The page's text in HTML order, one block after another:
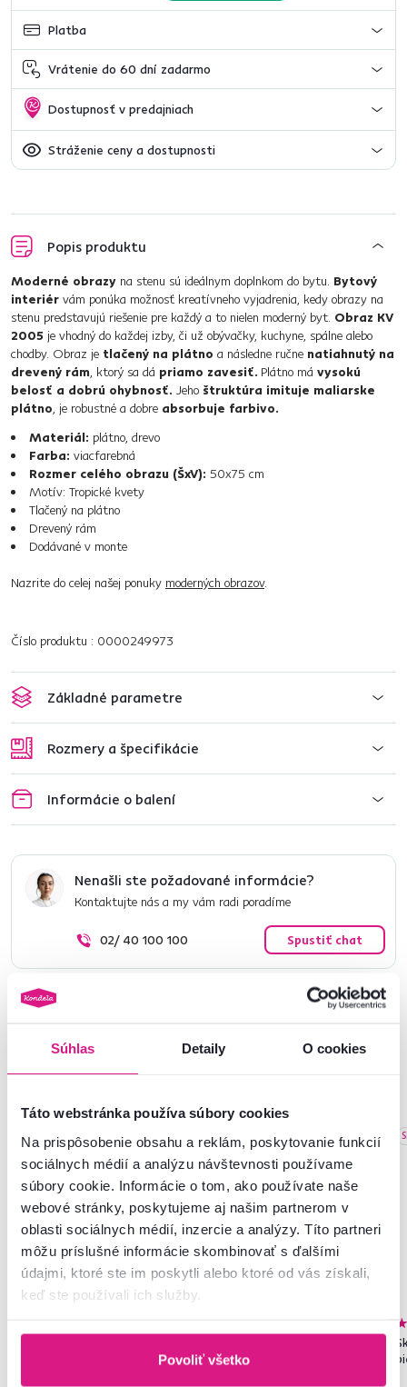
Súhlas Detaily O cookies
Táto webstránka používa súbory cookies
Na prispôsobenie obsahu a reklám, poskytovanie funkcií
sociálnych médií a analýzu návštevnosti používame
súbory cookie. Informácie o tom, ako používate naše
webové stránky, poskytujeme aj našim partnerom v
oblasti sociálnych médií, inzercie a analýzy. Títo partneri
môžu príslušné informácie skombinovať s ďalšími
údajmi, ktoré ste im poskytli alebo ktoré od vás získali,
keď ste používali ich služby.
Povoliť všetko
Platba
Vrátenie do 60 dní zadarmo
Dostupnosť v predajniach
Stráženie ceny a dostupnosti
Popis produktu
Moderné obrazy na stenu sú ideálnym doplnkom do bytu. Bytový
interiér vám ponúka možnosť kreatívneho vyjadrenia, kedy obrazy na
stenu predstavujú riešenie pre každý a to nielen moderný byt. Obraz KV
2005 je vhodný do každej izby, či už obývačky, kuchyne, spálne alebo
chodby. Obraz je tlačený na plátno a následne ručne natiahnutý na
drevený rám, ktorý sa dá priamo zavesiť. Plátno má vysokú
belosť a dobrú ohybnosť. Jeho štruktúra imituje maliarske
plátno, je robustné a dobre absorbuje farbivo.
Materiál: plátno, drevo
Farba: viacfarebná
Rozmer celého obrazu (ŠxV): 50x75 cm
Motív: Tropické kvety
Tlačený na plátno
Drevený rám
Dodávané v monte
Nazrite do celej našej ponuky moderných obrazov.
Číslo produktu : 0000249973
Základné parametre
Rozmery a špecifikácie
Informácie o balení
Nenašli ste požadované informácie?
Kontaktujte nás a my vám radi poradíme
02/ 40 100 100 Spustiť chat
Podobné produkty
Zadarmo
Slovenský výrobok
Novinka
Akcia Vynáška
TRIXI TYP 1